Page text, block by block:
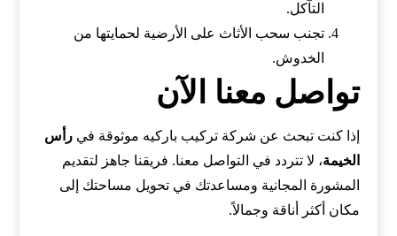
التآكل.
تجنب سحب الأثاث على الأرضية لحمايتها من
الخدوش.
تواصل معنا الآن
إذا كنت تبحث عن شركة تركيب باركيه موثوقة فيرأس
الخيمة، لا تتردد في التواصل معنا. فريقنا جاهز لتقديم
المشورة المجانية ومساعدتك في تحويل مساحتك إلى
مكان أكثر أناقة وجمالاً.